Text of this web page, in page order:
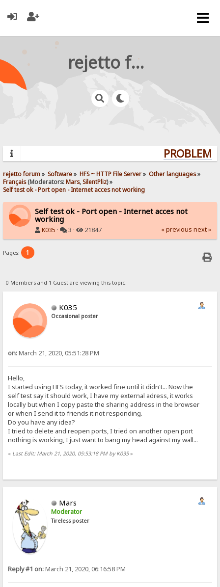
rejetto forum
rejetto forum» Software» HFS ~ HTTP File Server» Other languages»
Français(Moderators:Mars,SilentPliz) »
Self test ok - Port open - Internet acces not working
Self test ok - Port open - Internet acces not
working
K035 · 3 · 21847 « previous next »
Pages: 1
0 Members and 1 Guest are viewing this topic.
K035
Occasional poster
on:March 21, 2020, 05:51:28 PM
Hello,
I started using HFS today, it worked fine until it didn't... Now the
self test say it should work, I have my external adress, it works
locally but when I copy paste the sharing address in the browser
or when I send it to friends it not responding.
Do you have any idea?
I tried to delete and reopen ports, I tried on another open port
nothing is working, I just want to bang my head against my wall...
« Last Edit: March 21, 2020, 05:53:18 PM by K035»
Mars
Moderator
Tireless poster
Reply #1 on:March 21, 2020, 06:16:58 PM